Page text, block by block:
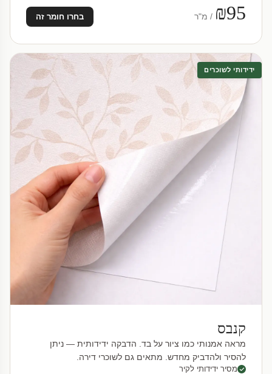
₪95 / מ"ר בחרו חומר זה
ידידותי לשוכרים
קנבס
מראה אמנותי כמו ציור על בד. הדבקה ידידותית — ניתן
להסיר ולהדביק מחדש. מתאים גם לשוכרי דירה.
מסיר ידידותי לקיר